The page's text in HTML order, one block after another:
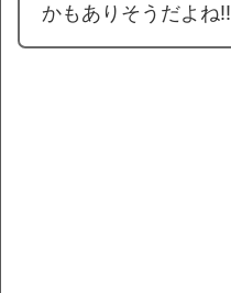
かもありそうだよね!!